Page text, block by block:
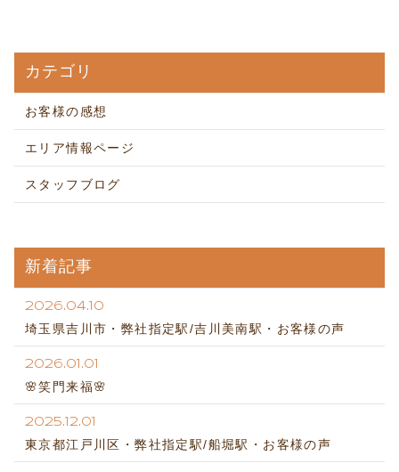
カテゴリ
お客様の感想
エリア情報ページ
スタッフブログ
新着記事
2026.04.10
埼玉県吉川市・弊社指定駅/吉川美南駅・お客様の声
2026.01.01
🌸笑門来福🌸
2025.12.01
東京都江戸川区・弊社指定駅/船堀駅・お客様の声